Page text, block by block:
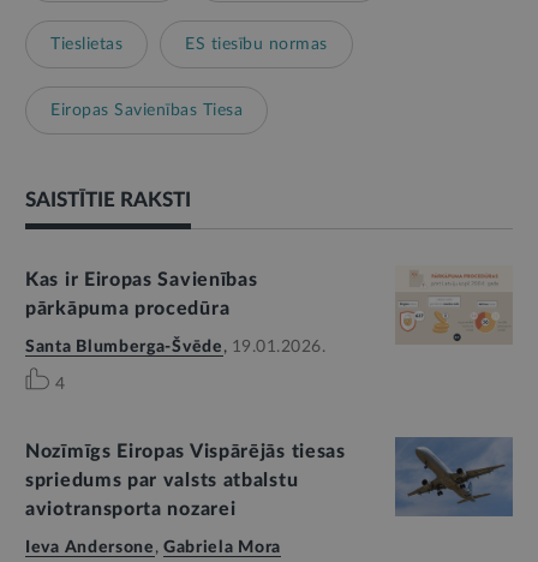
Tieslietas ES tiesību normas
Eiropas Savienības Tiesa
SAISTĪTIE RAKSTI
Kas ir Eiropas Savienības
pārkāpuma procedūra
Santa Blumberga-Švēde , 19.01.2026.
4
Nozīmīgs Eiropas Vispārējās tiesas
spriedums par valsts atbalstu
aviotransporta nozarei
Ieva Andersone , Gabriela Mora